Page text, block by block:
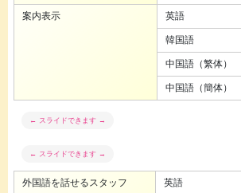
案内表示 英語
韓国語
中国語（繁体）
中国語（簡体）
外国語を話せるスタッフ 英語